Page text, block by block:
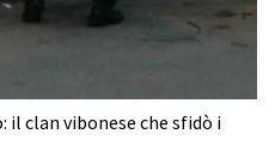
il clan vibonese che sfidò i